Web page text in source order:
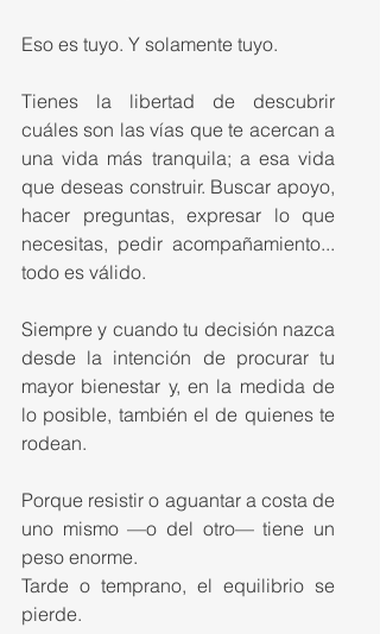
Eso es tuyo. Y solamente tuyo.
Tienes la libertad de descubrir
cuáles son las vías que te acercan a
una vida más tranquila; a esa vida
que deseas construir. Buscar apoyo,
hacer preguntas, expresar lo que
necesitas, pedir acompañamiento...
todo es válido.
Siempre y cuando tu decisión nazca
desde la intención de procurar tu
mayor bienestar y, en la medida de
lo posible, también el de quienes te
rodean.
Porque resistir o aguantar a costa de
uno mismo —o del otro— tiene un
peso enorme.
Tarde o temprano, el equilibrio se
pierde.